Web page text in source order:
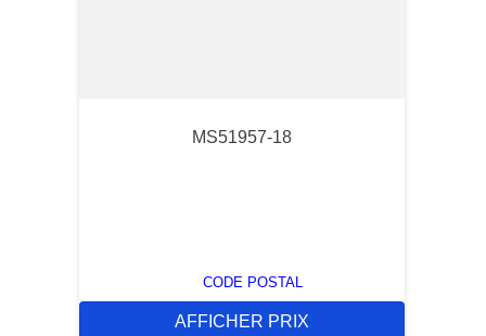
MS51957-18
CODE POSTAL
AFFICHER PRIX